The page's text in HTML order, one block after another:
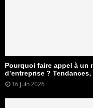
Pourquoi faire appel à un
d’entreprise ?
16 juin 2026